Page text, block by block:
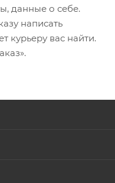
данные о себе.
написать
курьеру вас найти.